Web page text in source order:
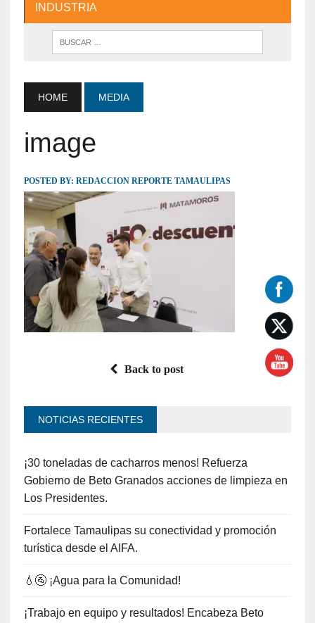
INDUSTRIA
HOME MEDIA
image
POSTED BY: REDACCION REPORTE TAMAULIPAS
Back to post
NOTICIAS RECIENTES
¡30 toneladas de cacharros menos! Refuerza
Gobierno de Beto Granados acciones de limpieza en
Los Presidentes.
Fortalece Tamaulipas su conectividad y promoción
turística desde el AIFA.
💧🚰 ¡Agua para la Comunidad!
¡Trabajo en equipo y resultados! Encabeza Beto